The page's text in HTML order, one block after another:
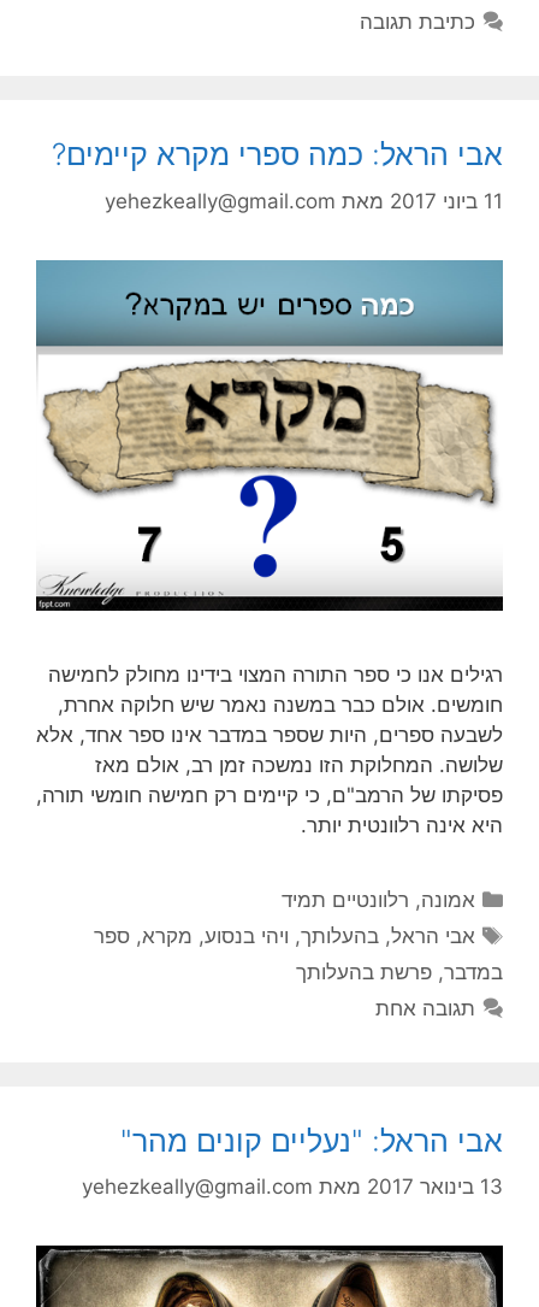
כתיבת תגובה
אבי הראל: כמה ספרי מקרא קיימים?
11 ביוני 2017 מאת yehezkeally@gmail.com
רגילים אנו כי ספר התורה המצוי בידינו מחולק לחמישה
חומשים. אולם כבר במשנה נאמר שיש חלוקה אחרת,
לשבעה ספרים, היות שספר במדבר אינו ספר אחד, אלא
שלושה. המחלוקת הזו נמשכה זמן רב, אולם מאז
פסיקתו של הרמב"ם, כי קיימים רק חמישה חומשי תורה,
היא אינה רלוונטית יותר.
קטגוריות
אמונה, רלוונטיים תמיד
תגיות
אבי הראל,בהעלותך, ויהי בנסוע, מקרא,ספר
במדבר, פרשת בהעלותך
תגובה אחת
אבי הראל: "נעליים קונים מהר"
13 בינואר 2017 מאת yehezkeally@gmail.com